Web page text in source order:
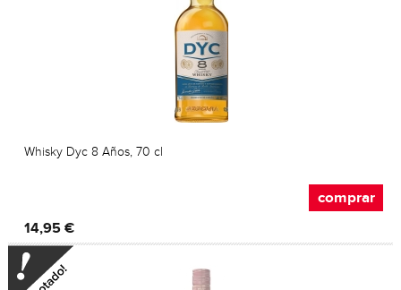
comprar
Whisky Dyc 8 Años, 70 cl
14,95 €